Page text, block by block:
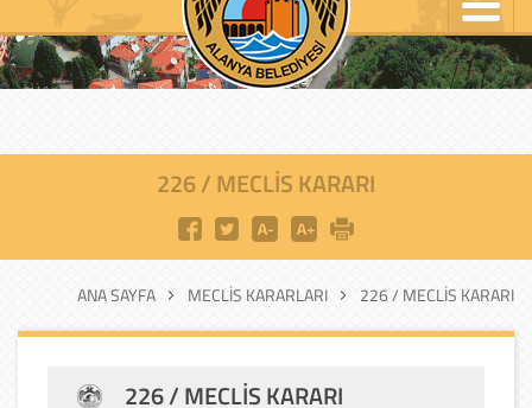
226 / MECLIS KARARI
ANA SAYFA MECLIS KARARLARI 226 / MECLIS KARARI
226 / MECLIS KARARI